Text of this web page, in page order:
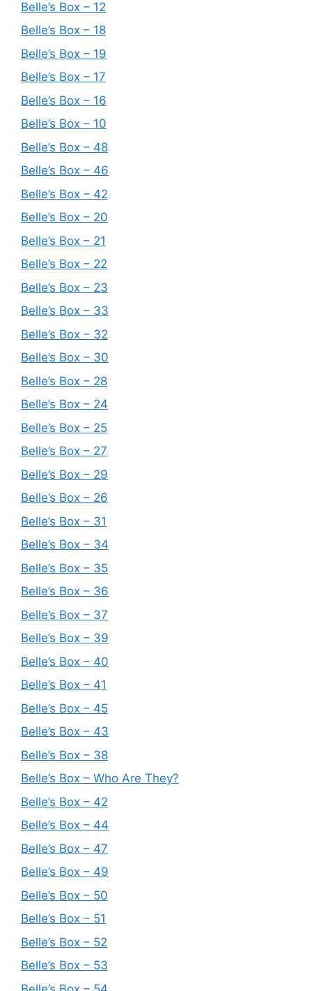
Belle’s Box – 12
Belle’s Box – 18
Belle’s Box – 19
Belle’s Box – 17
Belle’s Box – 16
Belle’s Box – 10
Belle’s Box – 48
Belle’s Box – 46
Belle’s Box – 42
Belle’s Box – 20
Belle’s Box – 21
Belle’s Box – 22
Belle’s Box – 23
Belle’s Box – 33
Belle’s Box – 32
Belle’s Box – 30
Belle’s Box – 28
Belle’s Box – 24
Belle’s Box – 25
Belle’s Box – 27
Belle’s Box – 29
Belle’s Box – 26
Belle’s Box – 31
Belle’s Box – 34
Belle’s Box – 35
Belle’s Box – 36
Belle’s Box – 37
Belle’s Box – 39
Belle’s Box – 40
Belle’s Box – 41
Belle’s Box – 45
Belle’s Box – 43
Belle’s Box – 38
Belle’s Box – Who Are They?
Belle’s Box – 42
Belle’s Box – 44
Belle’s Box – 47
Belle’s Box – 49
Belle’s Box – 50
Belle’s Box – 51
Belle’s Box – 52
Belle’s Box – 53